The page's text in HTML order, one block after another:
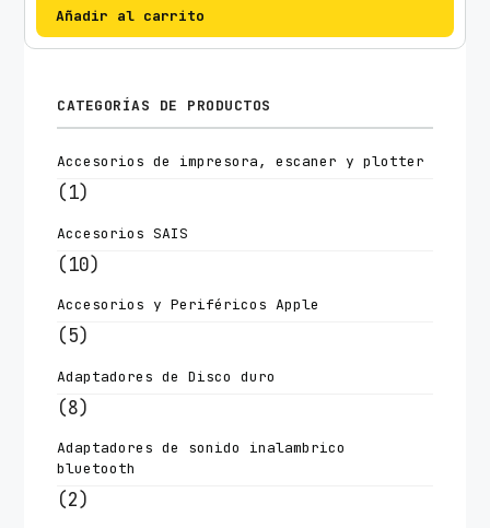
Añadir al carrito
CATEGORÍAS DE PRODUCTOS
Accesorios de impresora, escaner y plotter
(1)
Accesorios SAIS
(10)
Accesorios y Periféricos Apple
(5)
Adaptadores de Disco duro
(8)
Adaptadores de sonido inalambrico
bluetooth
(2)